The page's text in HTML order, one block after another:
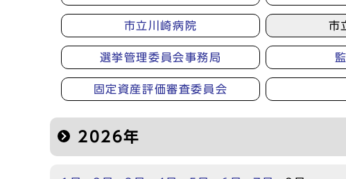
市立川崎病院 市
選挙管理委員会事務局
固定資産評価審査委員会
2026年